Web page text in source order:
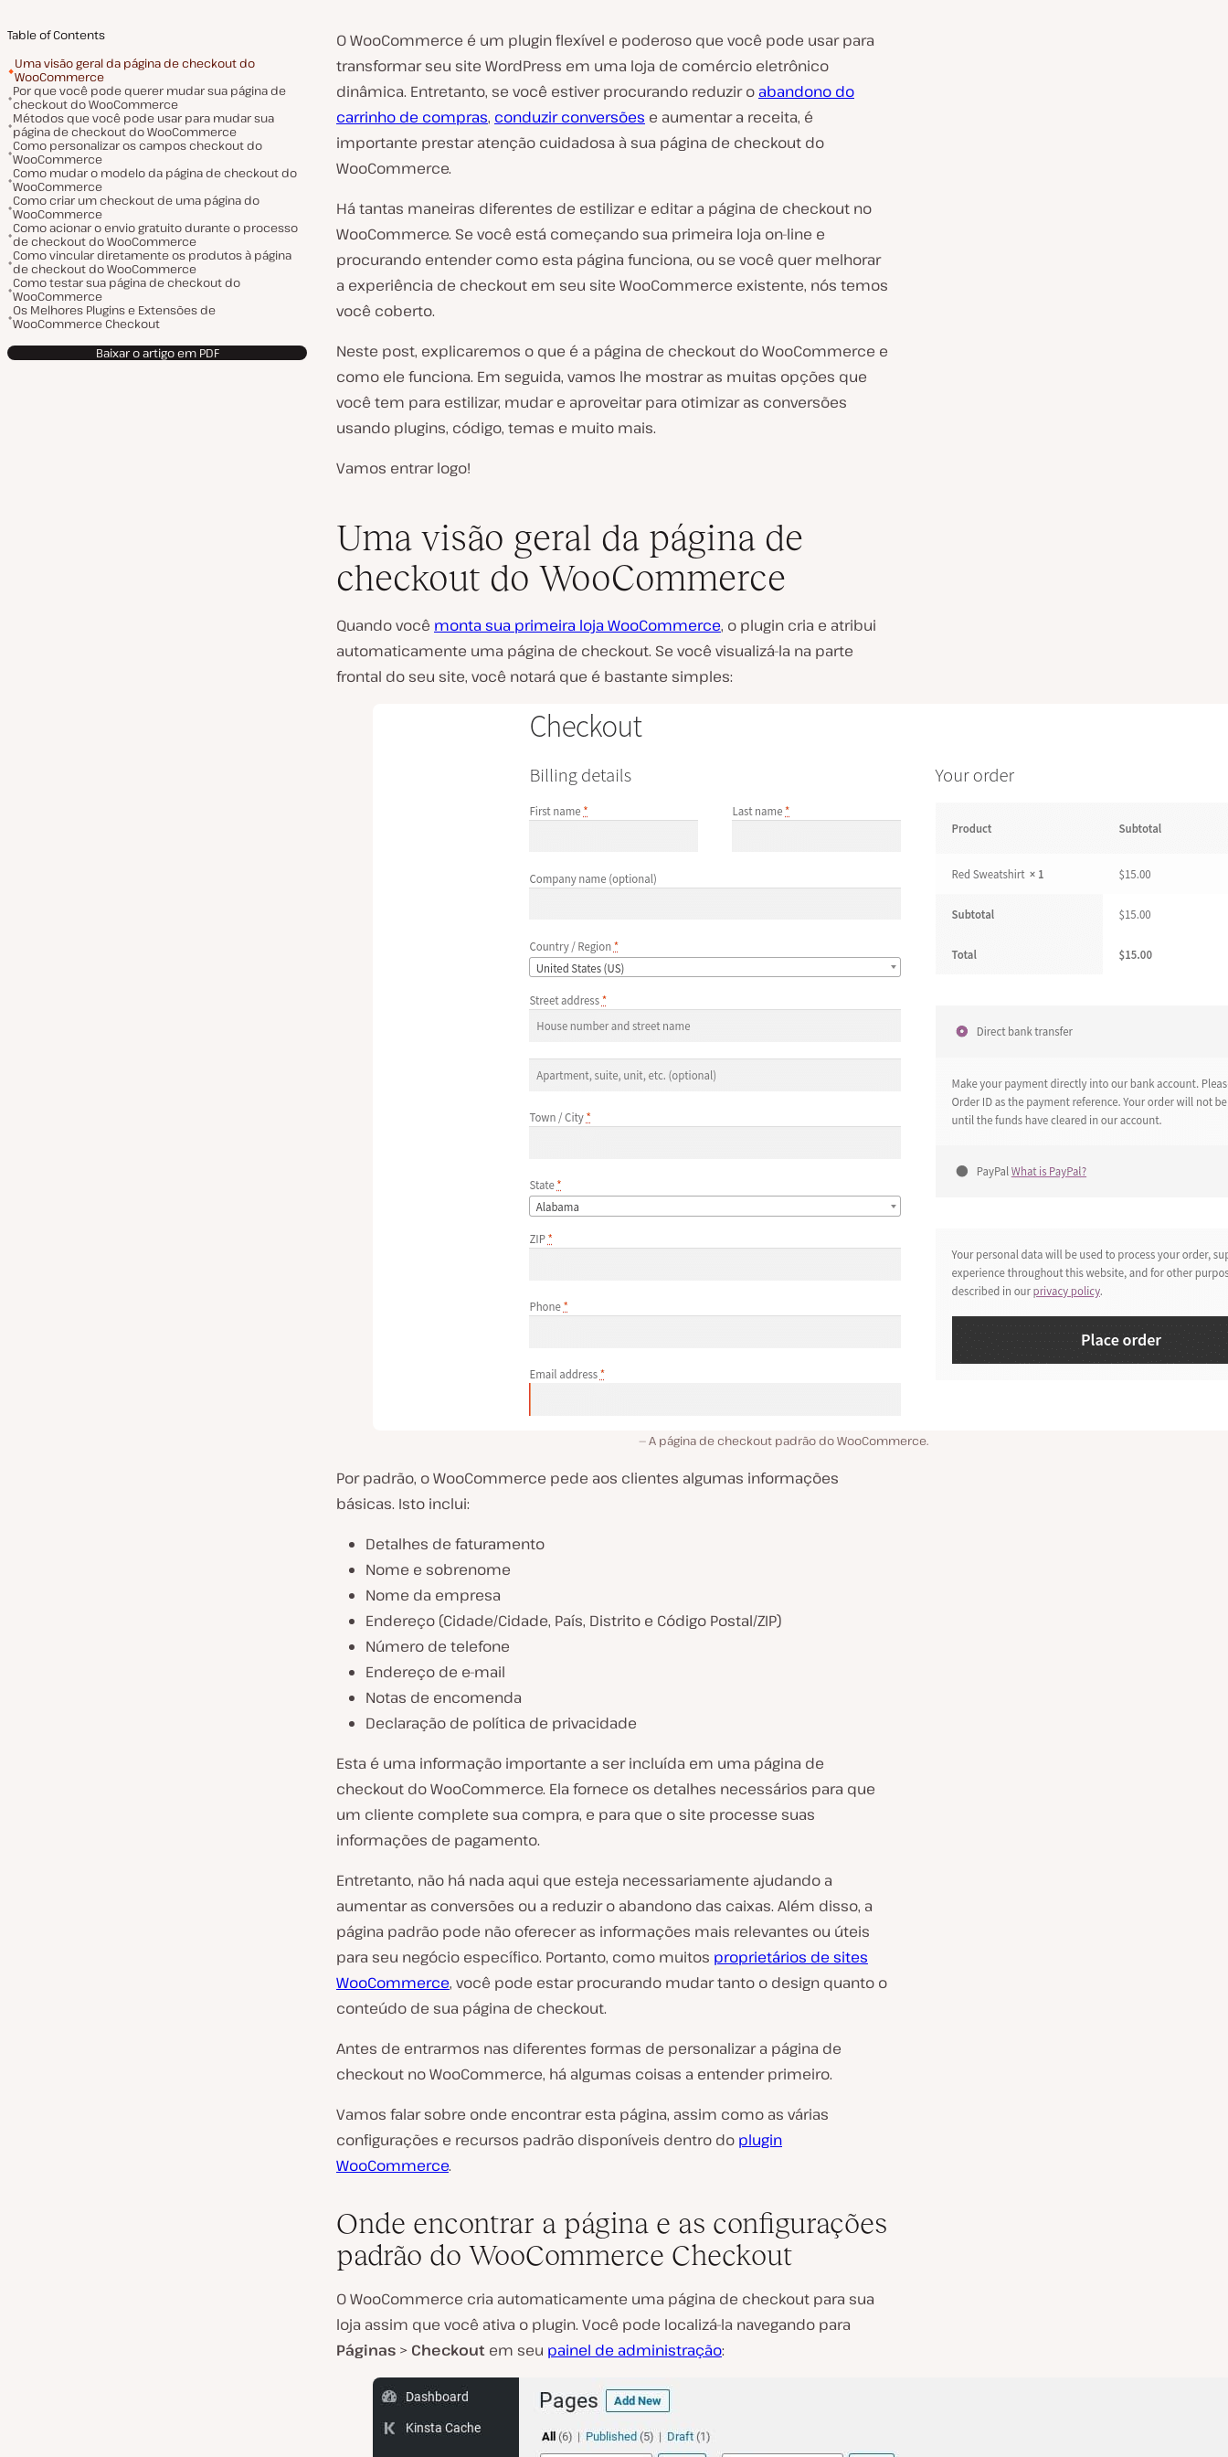
Table of Contents
Uma visão geral da página de checkout do
WooCommerce
Por que você pode querer mudar sua página de
checkout do WooCommerce
Métodos que você pode usar para mudar sua
página de checkout do WooCommerce
Como personalizar os campos checkout do
WooCommerce
Como mudar o modelo da página de checkout do
WooCommerce
Como criar um checkout de uma página do
WooCommerce
Como acionar o envio gratuito durante o processo
de checkout do WooCommerce
Como vincular diretamente os produtos à página
de checkout do WooCommerce
Como testar sua página de checkout do
WooCommerce
Os Melhores Plugins e Extensões de
WooCommerce Checkout
Baixar o artigo em PDF
O WooCommerce é um plugin flexível e poderoso que você pode usar para
transformar seu site WordPress em uma loja de comércio eletrônico
dinâmica. Entretanto, se você estiver procurando reduzir o abandono do
carrinho de compras, conduzir conversões e aumentar a receita, é
importante prestar atenção cuidadosa à sua página de checkout do
WooCommerce.
Há tantas maneiras diferentes de estilizar e editar a página de checkout no
WooCommerce. Se você está começando sua primeira loja on-line e
procurando entender como esta página funciona, ou se você quer melhorar
a experiência de checkout em seu site WooCommerce existente, nós temos
você coberto.
Neste post, explicaremos o que é a página de checkout do WooCommerce e
como ele funciona. Em seguida, vamos lhe mostrar as muitas opções que
você tem para estilizar, mudar e aproveitar para otimizar as conversões
usando plugins, código, temas e muito mais.
Vamos entrar logo!
Uma visão geral da página de
checkout do WooCommerce
Quando você monta sua primeira loja WooCommerce, o plugin cria e atribui
automaticamente uma página de checkout. Se você visualizá-la na parte
frontal do seu site, você notará que é bastante simples:
A página de checkout padrão do WooCommerce.
Por padrão, o WooCommerce pede aos clientes algumas informações
básicas. Isto inclui:
Detalhes de faturamento
Nome e sobrenome
Nome da empresa
Endereço (Cidade/Cidade, País, Distrito e Código Postal/ZIP)
Número de telefone
Endereço de e-mail
Notas de encomenda
Declaração de política de privacidade
Esta é uma informação importante a ser incluída em uma página de
checkout do WooCommerce. Ela fornece os detalhes necessários para que
um cliente complete sua compra, e para que o site processe suas
informações de pagamento.
Entretanto, não há nada aqui que esteja necessariamente ajudando a
aumentar as conversões ou a reduzir o abandono das caixas. Além disso, a
página padrão pode não oferecer as informações mais relevantes ou úteis
para seu negócio específico. Portanto, como muitos proprietários de sites
WooCommerce, você pode estar procurando mudar tanto o design quanto o
conteúdo de sua página de checkout.
Antes de entrarmos nas diferentes formas de personalizar a página de
checkout no WooCommerce, há algumas coisas a entender primeiro.
Vamos falar sobre onde encontrar esta página, assim como as várias
configurações e recursos padrão disponíveis dentro do plugin
WooCommerce.
Onde encontrar a página e as configurações
padrão do WooCommerce Checkout
O WooCommerce cria automaticamente uma página de checkout para sua
loja assim que você ativa o plugin. Você pode localizá-la navegando para
Páginas > Checkout em seu painel de administração: